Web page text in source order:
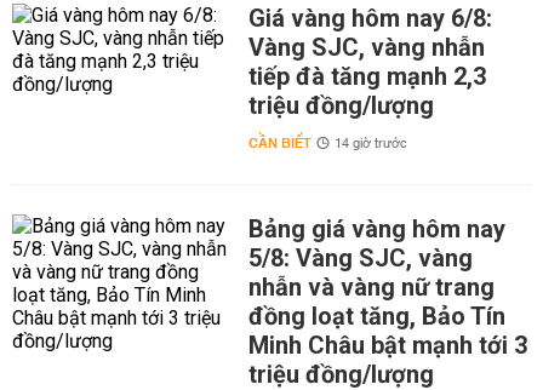
Giá vàng hôm nay 6/8:
Vàng SJC, vàng nhẫn
tiếp đà tăng mạnh 2,3
triệu đồng/lượng
CẦN BIẾT 14 giờ trước
Bảng giá vàng hôm nay
5/8: Vàng SJC, vàng
nhẫn và vàng nữ trang
đồng loạt tăng, Bảo Tín
Minh Châu bật mạnh tới 3
triệu đồng/lượng